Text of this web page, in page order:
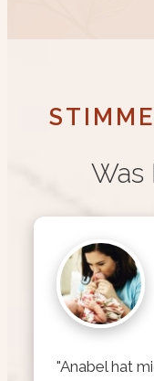
Was
"Anabel hat